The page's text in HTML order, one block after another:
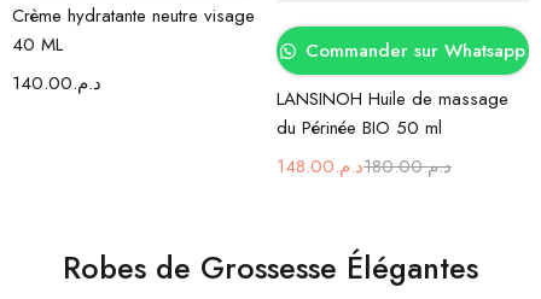
Crème hydratante neutre visage
40 ML
د.م.140.00
Commander sur Whatsapp
LANSINOH Huile de massage
du Périnée BIO 50 ml
د.م.180.00د.م.148.00
Robes de Grossesse Élégantes